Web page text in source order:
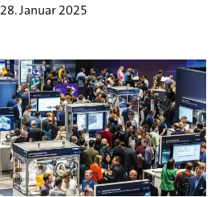
28. Januar 2025